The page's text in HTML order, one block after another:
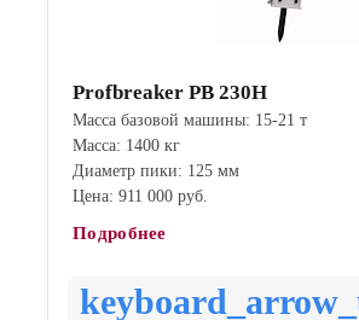
Profbreaker PB 230H
Масса базовой машины: 15-21 т
Масса: 1400 кг
Диаметр пики: 125 мм
Цена: 911 000 руб.
Подробнее